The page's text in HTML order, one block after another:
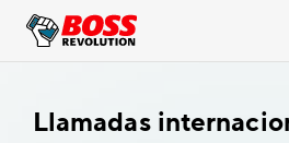
Llamadas